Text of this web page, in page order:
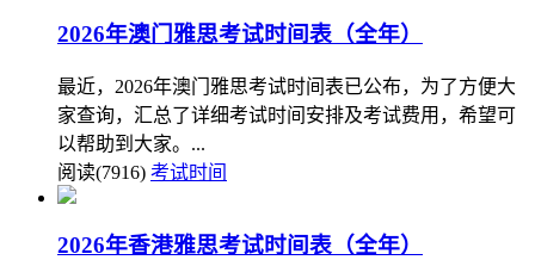
2026年澳门雅思考试时间表（全年）
最近，2026年澳门雅思考试时间表已公布，为了方便大
家查询，汇总了详细考试时间安排及考试费用，希望可
以帮助到大家。...
阅读(7916) 考试时间
2026年香港雅思考试时间表（全年）